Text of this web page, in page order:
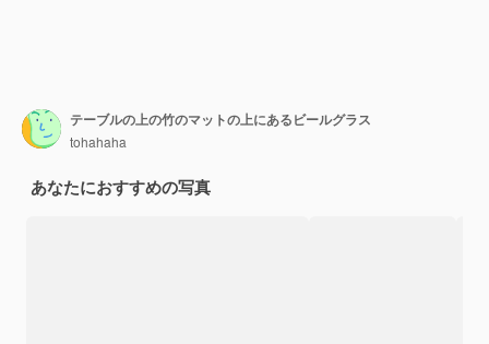
テーブルの上の竹のマットの上にあるビールグラス
tohahaha
あなたにおすすめの写真